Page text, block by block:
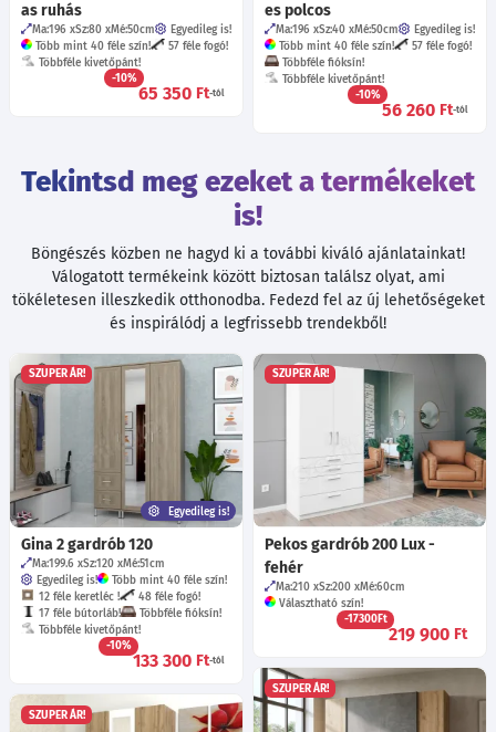
as ruhás
Ma:196 Sz:80 Mé:50cm
Egyedileg is!
Több mint 40 féle szín!
57 féle fogó!
Többféle kivetőpánt!
-10%
65 350 Ft-tól
es polcos
Ma:196 Sz:40 Mé:50cm
Egyedileg is!
Több mint 40 féle szín!
57 féle fogó!
Többféle fióksín!
Többféle kivetőpánt!
-10%
56 260 Ft-tól
Tekintsd meg ezeket a termékeket
is!
Böngészés közben ne hagyd ki a további kiváló ajánlatainkat!
Válogatott termékeink között biztosan találsz olyat, ami
tökéletesen illeszkedik otthonodba. Fedezd fel az új lehetőségeket
és inspirálódj a legfrissebb trendekből!
SZUPER ÁR!
Egyedileg is!
Gina 2 gardrób 120
Ma:199.6 Sz:120 Mé:51cm
Egyedileg is!
Több mint 40 féle szín!
12 féle keretléc !
48 féle fogó!
17 féle bútorláb!
Többféle fióksín!
Többféle kivetőpánt!
-10%
133 300 Ft-tól
SZUPER ÁR!
Pekos gardrób 200 Lux -
fehér
Ma:210 Sz:200 Mé:60cm
Választható szín!
-17300Ft
219 900 Ft
SZUPER ÁR!
SZUPER ÁR!